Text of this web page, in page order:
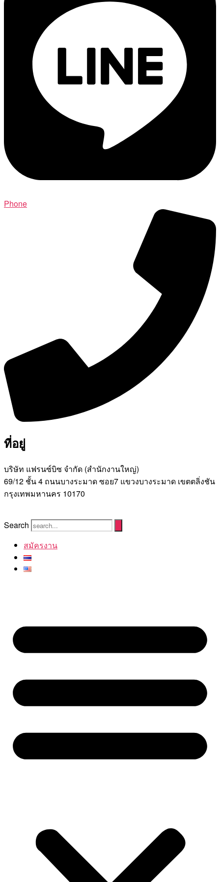
Phone
ที่อยู่
บริษัท แฟรนซ์บิซ จํากัด (สํานักงานใหญ่)
69/12 ชั้น 4 ถนนบางระมาด ซอย7 แขวงบางระมาด เขตตลิ่งชัน
กรุงเทพมหานคร 10170
Search
สมัครงาน